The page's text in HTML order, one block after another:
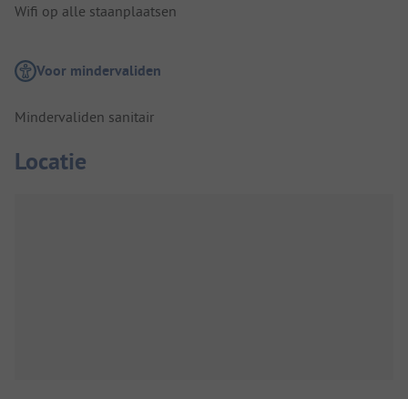
Wifi op alle staanplaatsen
Voor mindervaliden
Mindervaliden sanitair
Locatie